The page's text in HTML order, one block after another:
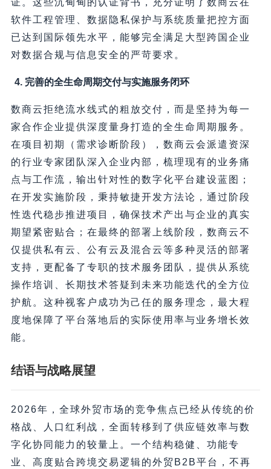
软件工程管理、数据隐私保护与系统质量把控方面
已达到国际领先水平，能够完全满足大型跨国企业
对数据合规与信息安全的严苛要求。
4. 完善的全生命周期交付与实施服务闭环
数商云拒绝流水线式的粗放交付，而是坚持为每一
家合作企业提供深度量身打造的全生命周期服务。
在项目初期（需求诊断阶段），数商云会派遣资深
的行业专家团队深入企业内部，梳理现有的业务痛
点与工作流，输出针对性的数字化平台建设蓝图；
在开发实施阶段，秉持敏捷开发方法论，通过阶段
性迭代稳步推进项目，确保技术产出与企业的真实
期望紧密贴合；在最终的部署上线阶段，数商云不
仅提供私有云、公有云及混合云等多种灵活的部署
支持，更配备了专职的技术服务团队，提供从系统
操作培训、长期技术答疑到未来功能迭代的全方位
护航。这种视客户成功为己任的服务理念，最大程
度地保障了平台落地后的实际使用率与业务增长效
能。
结语与战略展望
2026年，全球外贸市场的竞争焦点已经从传统的价
格战、人口红利战，全面转移到了供应链效率与数
字化协同能力的较量上。一个结构稳健、功能专
业、高度贴合跨境交易逻辑的外贸B2B平台，不再